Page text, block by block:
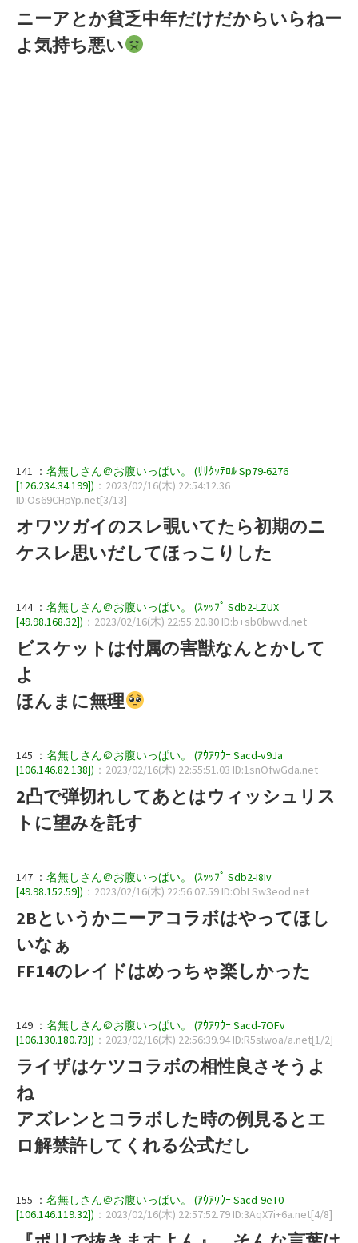
ニーアとか貧乏中年だけだからいらねー
よ気持ち悪い
141 ： 名無しさん＠お腹いっぱい。 (ｻｻｸｯﾃﾛﾙ Sp79-6276
[126.234.34.199]) ：2023/02/16(木) 22:54:12.36
ID:Os69CHpYp.net[3/13]
オワツガイのスレ覗いてたら初期のニ
ケスレ思いだしてほっこりした
144 ： 名無しさん＠お腹いっぱい。 (ｽｯｯﾌﾟ Sdb2-LZUX
[49.98.168.32]) ：2023/02/16(木) 22:55:20.80 ID:b+sb0bwvd.net
ビスケットは付属の害獣なんとかして
よ
ほんまに無理
145 ： 名無しさん＠お腹いっぱい。 (ｱｳｱｳｳｰ Sacd-v9Ja
[106.146.82.138]) ：2023/02/16(木) 22:55:51.03 ID:1snOfwGda.net
2凸で弾切れしてあとはウィッシュリス
トに望みを託す
147 ： 名無しさん＠お腹いっぱい。 (ｽｯｯﾌﾟ Sdb2-I8Iv
[49.98.152.59]) ：2023/02/16(木) 22:56:07.59 ID:ObLSw3eod.net
2Bというかニーアコラボはやってほし
いなぁ
FF14のレイドはめっちゃ楽しかった
149 ： 名無しさん＠お腹いっぱい。 (ｱｳｱｳｳｰ Sacd-7OFv
[106.130.180.73]) ：2023/02/16(木) 22:56:39.94 ID:R5slwoa/a.net[1/2]
ライザはケツコラボの相性良さそうよ
ね
アズレンとコラボした時の例見るとエ
ロ解禁許してくれる公式だし
155 ： 名無しさん＠お腹いっぱい。 (ｱｳｱｳｳｰ Sacd-9eT0
[106.146.119.32]) ：2023/02/16(木) 22:57:52.79 ID:3AqX7i+6a.net[4/8]